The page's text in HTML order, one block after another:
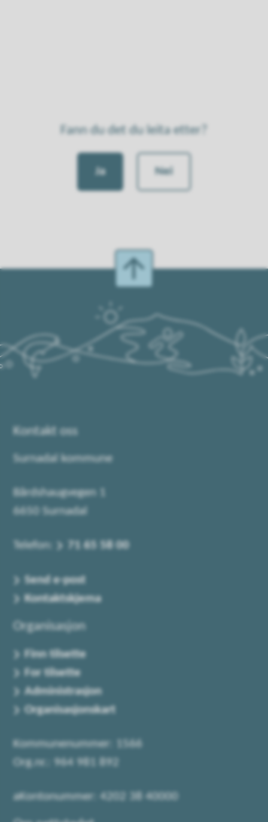
Fann du det du leita etter?
Ja Nei
Kontakt oss
Surnadal kommune
Bårdshaugvegen 1
6650 Surnadal
Telefon: 71 65 58 00
Send e-post
Kontaktskjema
Organisasjon
Finn tilsette
For tilsette
Administrasjon
Organisasjonskart
Kommunenummer: 1566
Org.nr.: 964 981 892
aKontonummer: 4202 38 40000